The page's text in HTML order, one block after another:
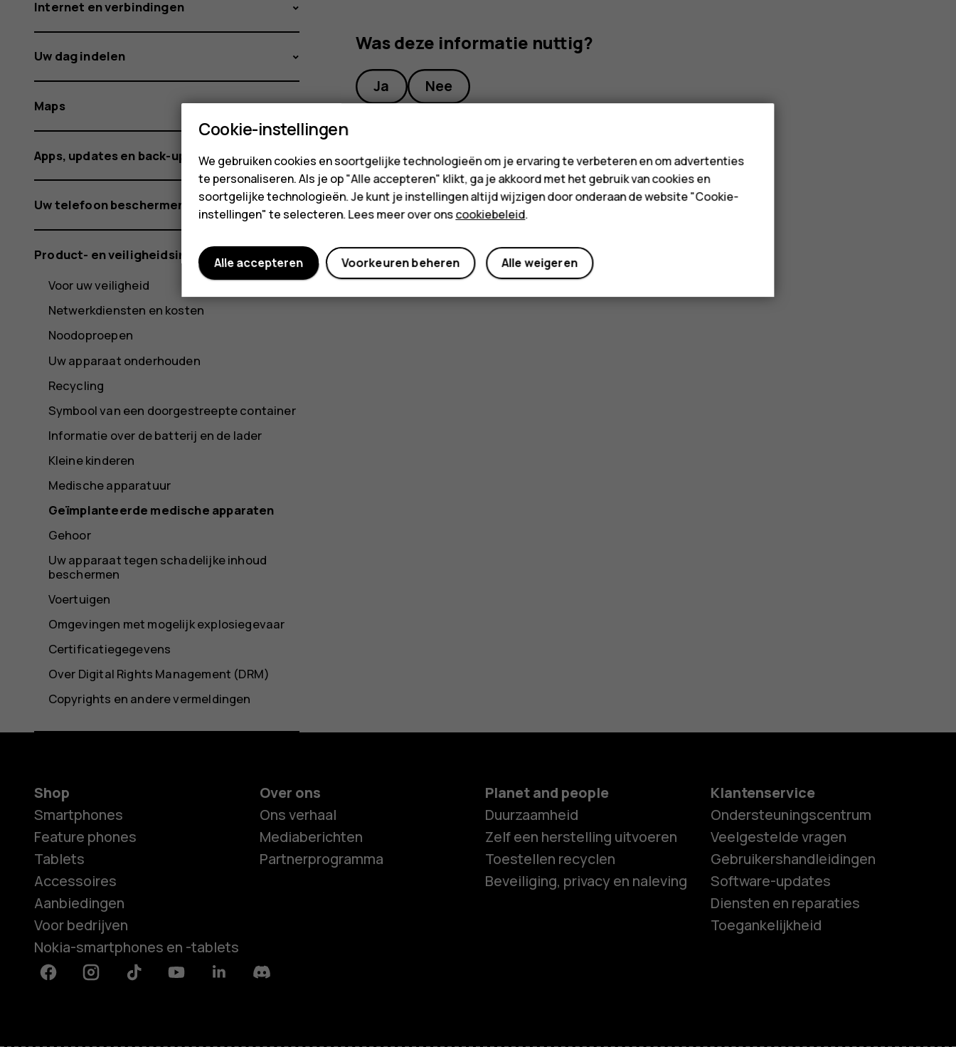
Smartphones
Was deze informatie nuttig?
Ja Nee
Internet en verbindingen
Uw dag indelen
Maps
Apps, updates en back-ups
Uw telefoon beschermen
Product- en veiligheidsinformatie
Voor uw veiligheid
Netwerkdiensten en kosten
Noodoproepen
Uw apparaat onderhouden
Recycling
Symbool van een doorgestreepte container
Informatie over de batterij en de lader
Kleine kinderen
Medische apparatuur
Geïmplanteerde medische apparaten
Gehoor
Uw apparaat tegen schadelijke inhoud
beschermen
Voertuigen
Omgevingen met mogelijk explosiegevaar
Certificatiegegevens
Over Digital Rights Management (DRM)
Copyrights en andere vermeldingen
Shop
Smartphones
Feature phones
Tablets
Accessoires
Aanbiedingen
Voor bedrijven
Nokia-smartphones en -tablets
Over ons
Ons verhaal
Mediaberichten
Partnerprogramma
Planet and people
Duurzaamheid
Zelf een herstelling uitvoeren
Toestellen recyclen
Beveiliging, privacy en naleving
Klantenservice
Ondersteuningscentrum
Veelgestelde vragen
Gebruikershandleidingen
Software-updates
Diensten en reparaties
Toegankelijkheid
FacebookInstagramTiktok YoutubeLinkedinDiscord
Cookie-instellingen
We gebruiken cookies en soortgelijke technologieën om je ervaring te verbeteren en om advertenties
te personaliseren. Als je op "Alle accepteren" klikt, ga je akkoord met het gebruik van cookies en
soortgelijke technologieën. Je kunt je instellingen altijd wijzigen door onderaan de website "Cookie-
instellingen" te selecteren. Lees meer over onscookiebeleid.
Alle weigeren
Voorkeuren beheren
Alle accepteren